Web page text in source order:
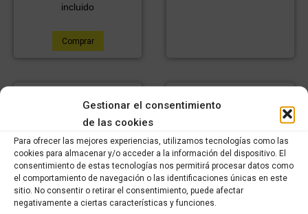
Gestionar el consentimiento
de las cookies
Para ofrecer las mejores experiencias, utilizamos tecnologías como las
cookies para almacenar y/o acceder a la información del dispositivo. El
consentimiento de estas tecnologías nos permitirá procesar datos como
el comportamiento de navegación o las identificaciones únicas en este
sitio. No consentir o retirar el consentimiento, puede afectar
negativamente a ciertas características y funciones.
incluido
Comprar